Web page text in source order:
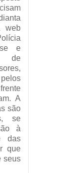
web
e
de
A
são
se
à
das
que
seus